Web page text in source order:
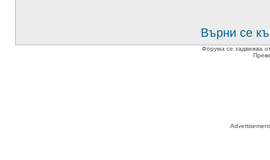
Върни се
Форума се задвижва